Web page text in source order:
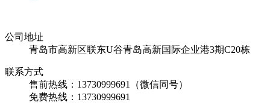
公司地址
青岛市高新区联东U谷青岛高新国际企业港3期C20栋
联系方式
售前热线：13730999691（微信同号）
免费热线：13730999691